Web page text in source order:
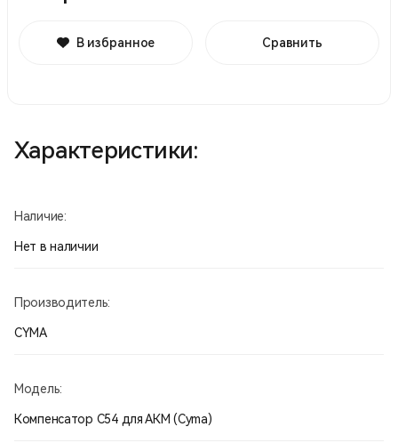
В избранное Сравнить
Характеристики:
Наличие:
Нет в наличии
Производитель:
CYMA
Модель:
Компенсатор С54 для АКМ (Cyma)